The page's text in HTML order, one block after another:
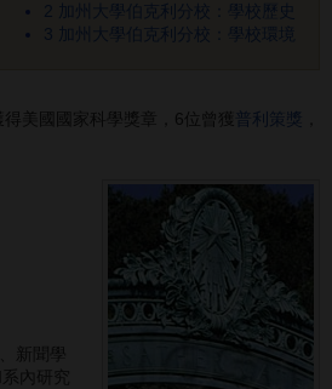
2 加州大學伯克利分校：學校歷史
3 加州大學伯克利分校：學校環境
美國國家科學獎章，6位曾獲
普利策獎
新聞學
內研究